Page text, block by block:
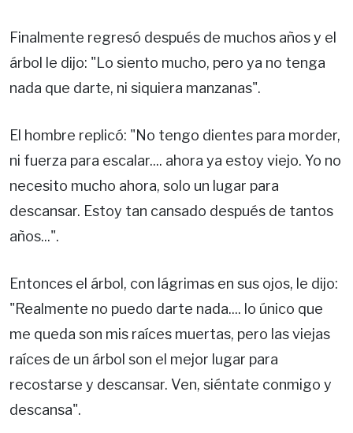
Finalmente regresó después de muchos años y el
árbol le dijo: "Lo siento mucho, pero ya no tenga
nada que darte, ni siquiera manzanas".
El hombre replicó: "No tengo dientes para morder,
ni fuerza para escalar.... ahora ya estoy viejo. Yo no
necesito mucho ahora, solo un lugar para
descansar. Estoy tan cansado después de tantos
años...".
Entonces el árbol, con lágrimas en sus ojos, le dijo:
"Realmente no puedo darte nada.... lo único que
me queda son mis raíces muertas, pero las viejas
raíces de un árbol son el mejor lugar para
recostarse y descansar. Ven, siéntate conmigo y
descansa".